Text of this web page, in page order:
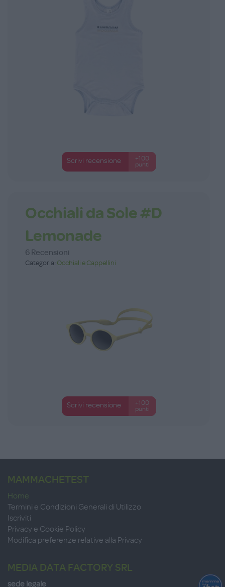
Scrivi recensione
+100
punti
Occhiali da Sole #D
Lemonade
6 Recensioni
Categoria: Occhiali e Cappellini
Scrivi recensione
+100
punti
MAMMACHETEST
Home
Termini e Condizioni Generali di Utilizzo
Iscriviti
Privacy e Cookie Policy
Modifica preferenze relative alla Privacy
MEDIA DATA FACTORY SRL
sede legale